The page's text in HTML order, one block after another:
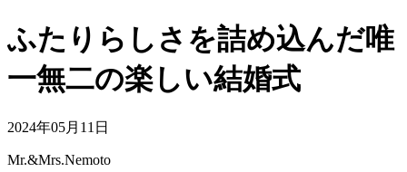
ふたりらしさを詰め込んだ唯
一無二の楽しい結婚式
2024年05月11日
Mr.&Mrs.Nemoto